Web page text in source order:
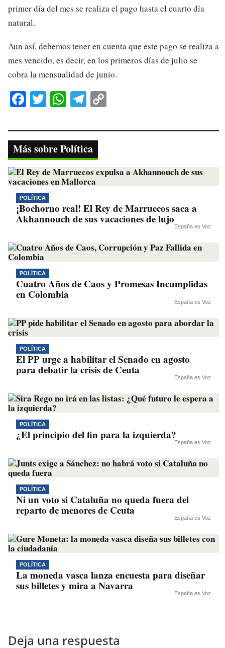
primer día del mes se realiza el pago hasta el cuarto día
natural.
Aun así, debemos tener en cuenta que este pago se realiza a
mes vencido, es decir, en los primeros días de julio se
cobra la mensualidad de junio.
Fa
bo
ok
T
tte
r
W
ts
A
pp
Te
gr
a
m
y
nk
Más sobre Política
POLÍTICA
¡Bochorno real! El Rey de Marruecos saca a
Akhannouch de sus vacaciones de lujo
España es Voz
POLÍTICA
Cuatro Años de Caos y Promesas Incumplidas
en Colombia
España es Voz
POLÍTICA
El PP urge a habilitar el Senado en agosto
para debatir la crisis de Ceuta
España es Voz
POLÍTICA
¿El principio del fin para la izquierda?
España es Voz
POLÍTICA
Ni un voto si Cataluña no queda fuera del
reparto de menores de Ceuta
España es Voz
POLÍTICA
La moneda vasca lanza encuesta para diseñar
sus billetes y mira a Navarra
España es Voz
Deja una respuesta